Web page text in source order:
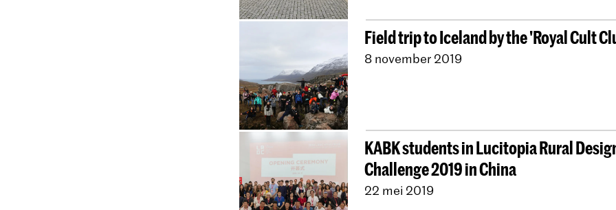
Field trip to Iceland by the 'Royal Cult
8 november 2019
KABK students in Lucitopia Rural
Challenge 2019 in China
22 mei 2019